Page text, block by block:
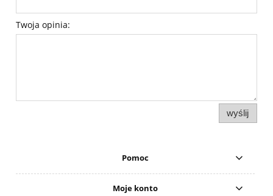
Twoja opinia:
wyślij
Pomoc
Moje konto